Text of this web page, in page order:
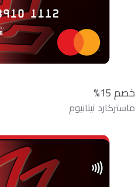
خصم 15%
ماستركارد تيتانيوم